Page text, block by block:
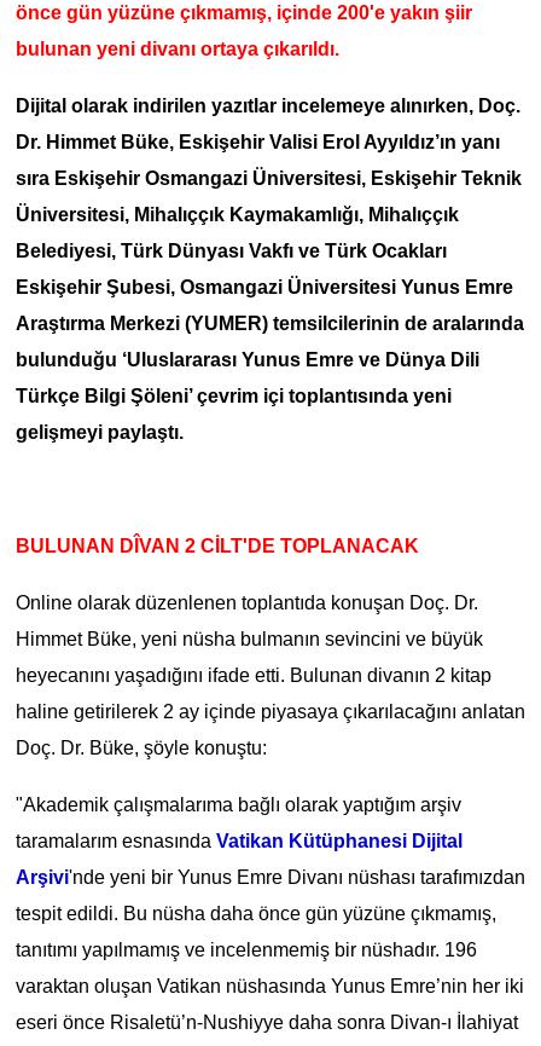
önce gün yüzüne çıkmamış, içinde 200'e yakın şiir
bulunan yeni divanı ortaya çıkarıldı.
Dijital olarak indirilen yazıtlar incelemeye alınırken, Doç.
Dr. Himmet Büke, Eskişehir Valisi Erol Ayyıldız’ın yanı
sıra Eskişehir Osmangazi Üniversitesi, Eskişehir Teknik
Üniversitesi, Mihalıççık Kaymakamlığı, Mihalıççık
Belediyesi, Türk Dünyası Vakfı ve Türk Ocakları
Eskişehir Şubesi, Osmangazi Üniversitesi Yunus Emre
Araştırma Merkezi (YUMER) temsilcilerinin de aralarında
bulunduğu ‘Uluslararası Yunus Emre ve Dünya Dili
Türkçe Bilgi Şöleni’ çevrim içi toplantısında yeni
gelişmeyi paylaştı.
BULUNAN DÎVAN 2 CİLT'DE TOPLANACAK
Online olarak düzenlenen toplantıda konuşan Doç. Dr.
Himmet Büke, yeni nüsha bulmanın sevincini ve büyük
heyecanını yaşadığını ifade etti. Bulunan divanın 2 kitap
haline getirilerek 2 ay içinde piyasaya çıkarılacağını anlatan
Doç. Dr. Büke, şöyle konuştu:
"Akademik çalışmalarıma bağlı olarak yaptığım arşiv
taramalarım esnasında Vatikan Kütüphanesi Dijital
Arşivi'ndeyeni bir Yunus Emre Divanı nüshası tarafımızdan
tespit edildi. Bu nüsha daha önce gün yüzüne çıkmamış,
tanıtımı yapılmamış ve incelenmemiş bir nüshadır. 196
varaktan oluşan Vatikan nüshasında Yunus Emre’nin her iki
eseri önce Risaletü’n-Nushiyye daha sonra Divan-ı İlahiyat